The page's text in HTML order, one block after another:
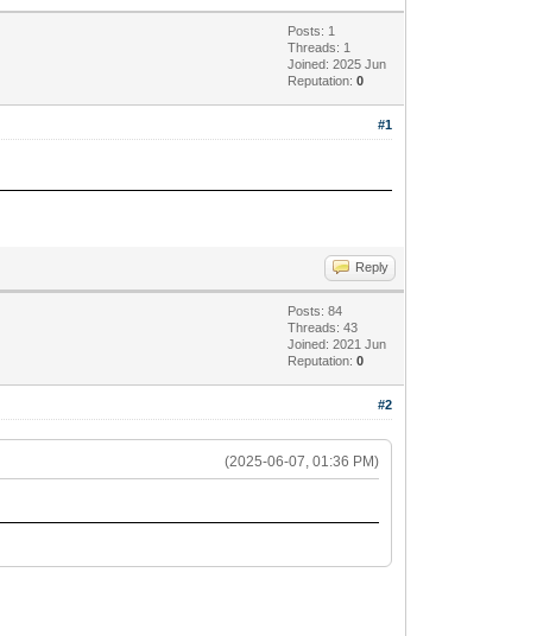
Posts: 1
Threads: 1
Joined: 2025 Jun
Reputation:0
#1
Reply
Posts: 84
Threads: 43
Joined: 2021 Jun
Reputation:0
#2
(2025-06-07, 01:36 PM)